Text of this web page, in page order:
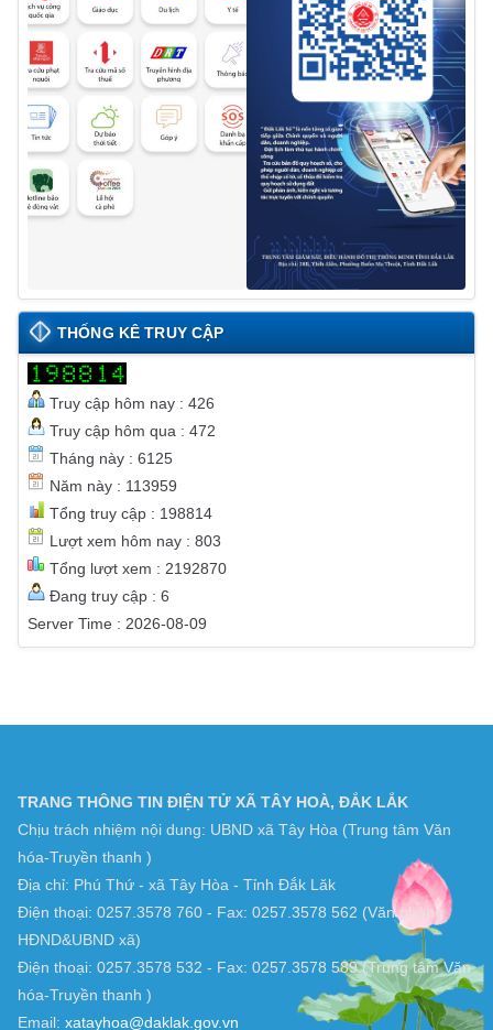
THỐNG KÊ TRUY CẬP
Truy cập hôm nay : 426
Truy cập hôm qua : 472
Tháng này : 6125
Năm này : 113959
Tổng truy cập : 198814
Lượt xem hôm nay : 803
Tổng lượt xem : 2192870
Đang truy cập : 6
Server Time : 2026-08-09
TRANG THÔNG TIN ĐIỆN TỬ XÃ TÂY HOÀ, ĐẮK LẮK
Chịu trách nhiệm nội dung: UBND xã Tây Hòa (Trung tâm Văn
hóa-Truyền thanh )
Địa chỉ: Phú Thứ - xã Tây Hòa - Tỉnh Đắk Lăk
Điện thoại: 0257.3578 760 - Fax: 0257.3578 562 (Văn phòng
HĐND&UBND xã)
Điện thoại: 0257.3578 532 - Fax: 0257.3578 589 (Trung tâm Văn
hóa-Truyền thanh )
Email: xatayhoa@daklak.gov.vn